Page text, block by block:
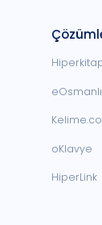
oKlavye
HiperLink